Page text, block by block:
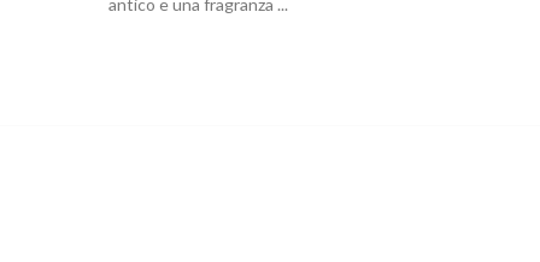
antico e una fragranza ...